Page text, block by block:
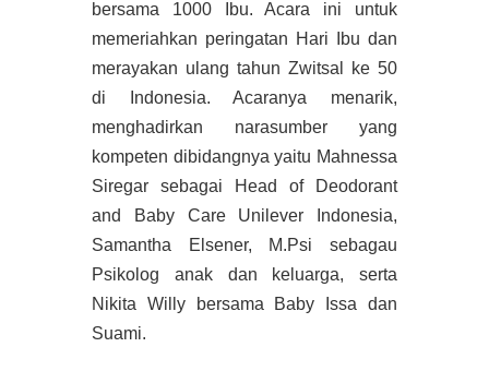
bersama 1000 Ibu. Acara ini untuk
memeriahkan peringatan Hari Ibu dan
merayakan ulang tahun Zwitsal ke 50
di Indonesia. Acaranya menarik,
menghadirkan narasumber yang
kompeten dibidangnya yaitu Mahnessa
Siregar sebagai Head of Deodorant
and Baby Care Unilever Indonesia,
Samantha Elsener, M.Psi sebagau
Psikolog anak dan keluarga, serta
Nikita Willy bersama Baby Issa dan
Suami.